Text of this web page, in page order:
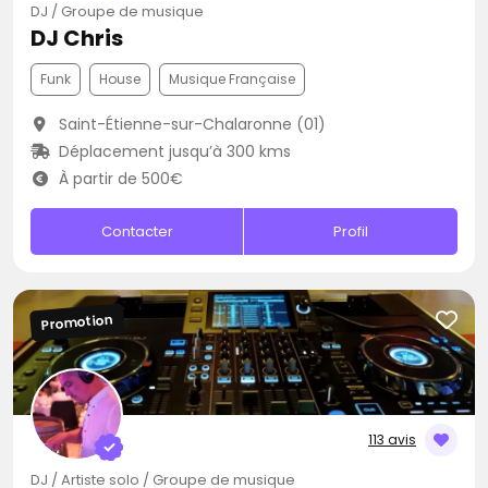
DJ / Groupe de musique
DJ Chris
Funk House Musique Française
Saint-Étienne-sur-Chalaronne (01)
Déplacement jusqu’à 300 kms
À partir de 500€
Contacter Profil
113 avis
Promotion
DJ / Artiste solo / Groupe de musique